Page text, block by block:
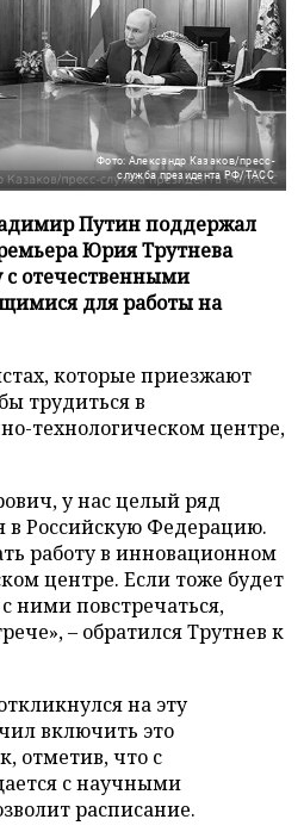
Фото: Александр Казаков/пресс-
служба президента РФ/ТАСС
Путин поддержал
Юрия Трутнева
с отечественными
для работы на
которые приезжают
трудиться в
технологическом центре,
у нас целый ряд
в Российскую Федерацию.
работу в инновационном
центре. Если тоже будет
ними повстречаться,
– обратился Трутнев к
на эту
включить это
отметив, что с
с научными
расписание.